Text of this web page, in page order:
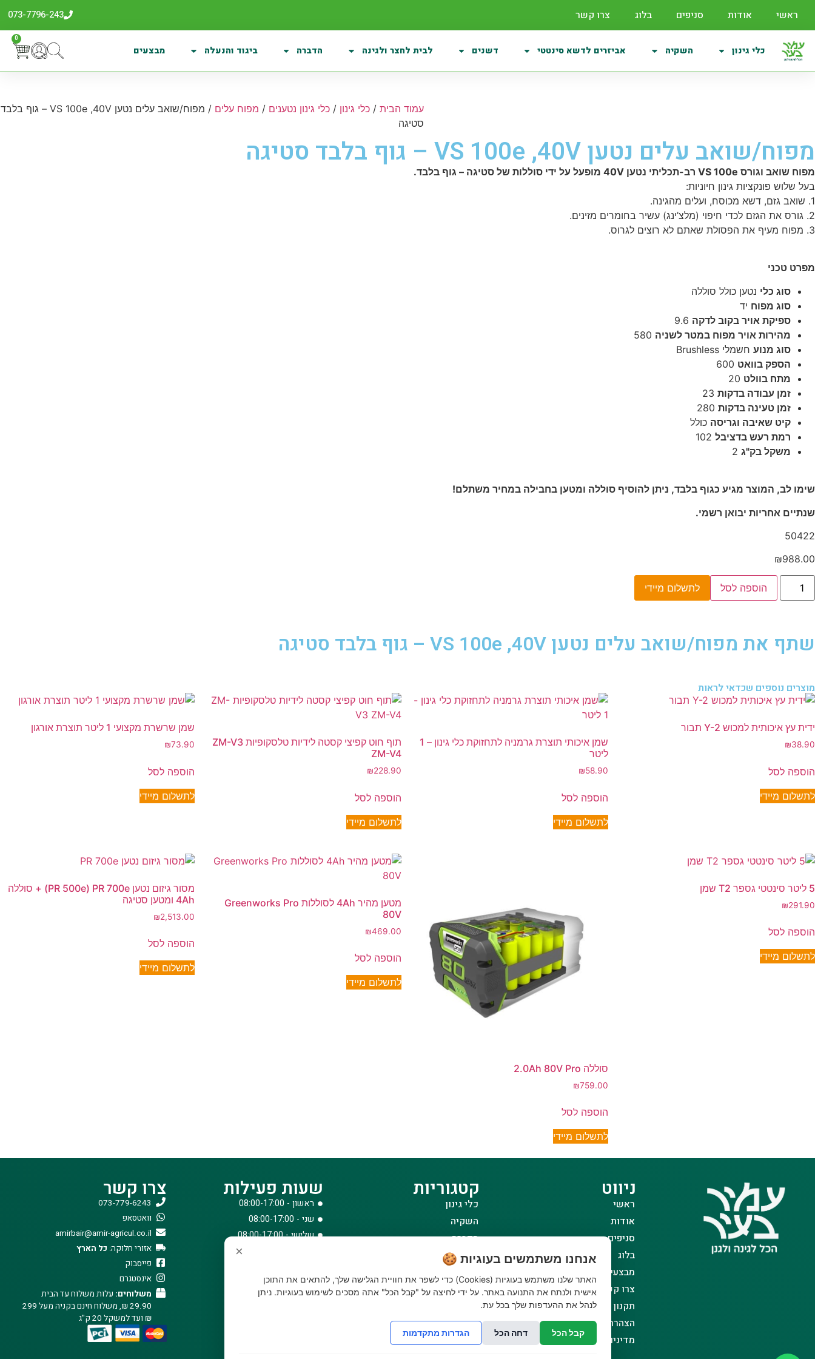
ראשי אודות סניפים בלוג צרו קשר 073-7796-243
כלי גינון השקיה אביזרים לדשא סינטטי דשנים לבית לחצר ולגינה הדברה ביגוד והנעלה מבצעים
0
עמוד הבית /כלי גינון /כלי גינון נטענים / מפוח עלים
/ מפוח/שואב עלים נטען VS 100e ,40V – גוף בלבד
סטיגה
מפוח/שואב עלים נטען VS 100e ,40V – גוף בלבד סטיגה
מפוח שואב וגורס VS 100e רב-תכליתי נטען 40V מופעל על ידי סוללות של סטיגה – גוף בלבד.
בעל שלוש פונקציות גינון חיוניות:
1. שואב גזם, דשא מכוסח, ועלים מהגינה.
2. גורס את הגזם לכדי חיפוי (מלצ’ינג) עשיר בחומרים מזינים.
3. מפוח מעיף את הפסולת שאתם לא רוצים לגרוס.
מפרט טכני
סוג כלי נטען כולל סוללה
סוג מפוח יד
ספיקת אויר בקוב לדקה 9.6
מהירות אויר מפוח במטר לשניה 580
סוג מנוע חשמלי Brushless
הספק בוואט 600
מתח בוולט 20
זמן עבודה בדקות 23
זמן טעינה בדקות 280
קיט שאיבה וגריסה כולל
רמת רעש בדציבל 102
משקל בק"ג 2
שימו לב, המוצר מגיע כגוף בלבד, ניתן להוסיף סוללה ומטען בחבילה במחיר משתלם!
שנתיים אחריות יבואן רשמי.
50422
₪988.00
הוספה לסל לתשלום מיידי
שתף את מפוח/שואב עלים נטען VS 100e ,40V – גוף בלבד סטיגה
מוצרים נוספים שכדאי לראות
ידית עץ איכותית למכוש Y-2 תבור
₪38.90
הוספה לסל
לתשלום מיידי
שמן איכותי תוצרת גרמניה לתחזוקת כלי גינון – 1
ליטר
₪58.90
הוספה לסל
לתשלום מיידי
תוף חוט קפיצי קסטה לידיות טלסקופיות ZM-V3
ZM-V4
₪228.90
הוספה לסל
לתשלום מיידי
שמן שרשרת מקצועי 1 ליטר תוצרת אורגון
₪73.90
הוספה לסל
לתשלום מיידי
5 ליטר סינטטי גספר T2 שמן
₪291.90
הוספה לסל
לתשלום מיידי
סוללה 2.0Ah 80V Pro
₪759.00
הוספה לסל
לתשלום מיידי
מטען מהיר 4Ah לסוללות Greenworks Pro
80V
₪469.00
הוספה לסל
לתשלום מיידי
מסור גיזום נטען PR 500e) PR 700e) + סוללה
4Ah ומטען סטיגה
₪2,513.00
הוספה לסל
לתשלום מיידי
ניווט
ראשי
אודות
סניפים
בלוג
מבצעים
צרו קשר
תקנון אתר
הצהרת נגישות
מדיניות פרטיות
קטגוריות
כלי גינון
השקיה
הדברה
דשנים
דשא סינטטי ואביזרים
ביגוד והנעלה
טרקטורוני כיסוח
שעות פעילות
ראשון - 08:00-17:00
שני - 08:00-17:00
שלישי - 08:00-17:00
שישי - 08:00-12:30
צרו קשר
073-779-6243
וואטסאפ
amirbair@amir-agricul.co.il
אזורי חלוקה: כל הארץ
פייסבוק
אינסטגרם
משלוחים: עלות משלוח עד הבית
29.90 ₪, משלוח חינם בקניה מעל 299
₪ ועד למשקל 20 ק"ג
× אנחנו משתמשים בעוגיות 🍪
האתר שלנו משתמש בעוגיות (Cookies) כדי לשפר את חוויית הגלישה שלך, להתאים את התוכן
אישית ולנתח את התנועה באתר. על ידי לחיצה על "קבל הכל" אתה מסכים לשימוש בעוגיות. ניתן
לנהל את ההעדפות שלך בכל עת.
קבל הכל דחה הכל הגדרות מתקדמות